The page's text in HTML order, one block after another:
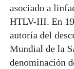
asociado a
HTLV-III. En
autoría del
Mundial de la
denominación